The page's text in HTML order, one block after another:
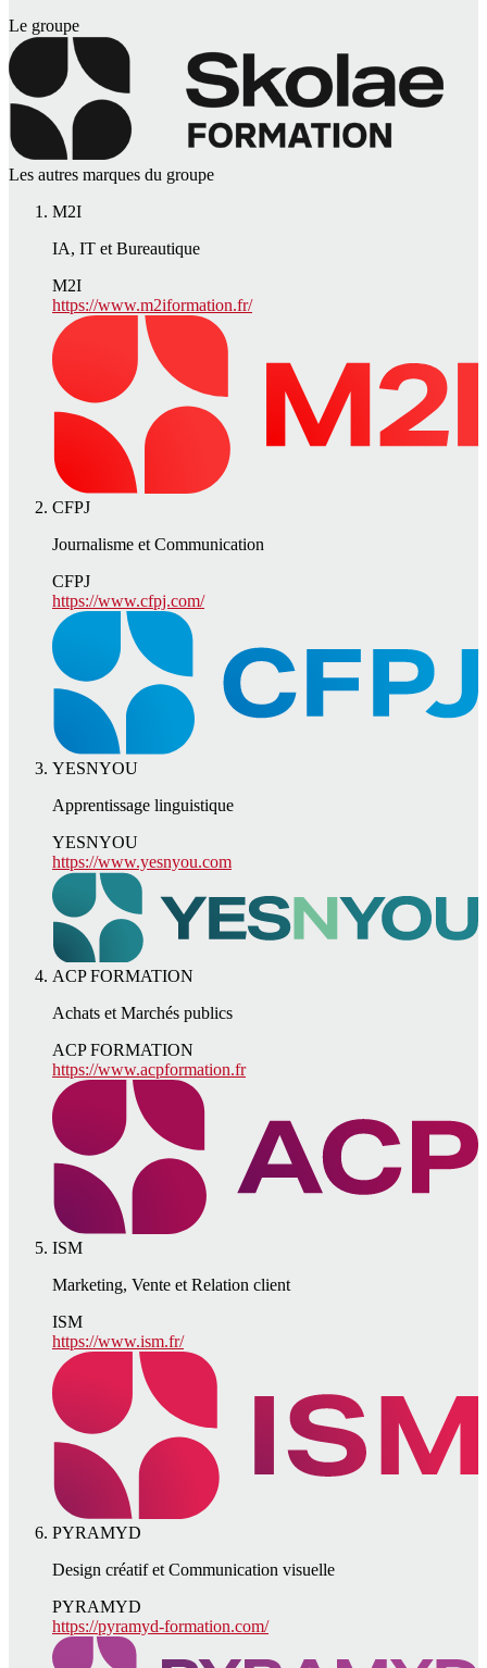
Le groupe
Les autres marques du groupe
M2I
IA, IT et Bureautique
M2I
https://www.m2iformation.fr/
CFPJ
Journalisme et Communication
CFPJ
https://www.cfpj.com/
YESNYOU
Apprentissage linguistique
YESNYOU
https://www.yesnyou.com
ACP FORMATION
Achats et Marchés publics
ACP FORMATION
https://www.acpformation.fr
ISM
Marketing, Vente et Relation client
ISM
https://www.ism.fr/
PYRAMYD
Design créatif et Communication visuelle
PYRAMYD
https://pyramyd-formation.com/